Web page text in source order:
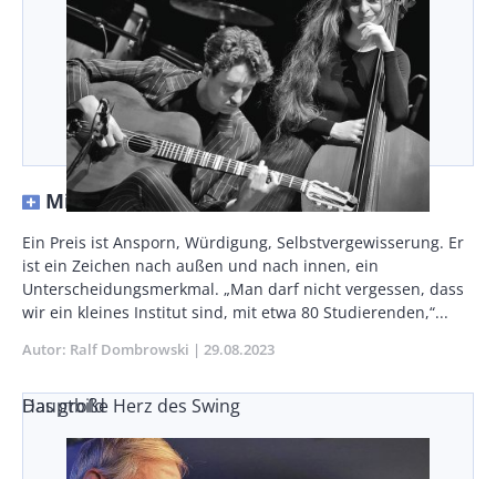
Mit Blick auf die Zukunft
Vorspann
/
Teaser
Ein Preis ist Ansporn, Würdigung, Selbstvergewisserung. Er
ist ein Zeichen nach außen und nach innen, ein
Unterscheidungsmerkmal. „Man darf nicht vergessen, dass
wir ein kleines Institut sind, mit etwa 80 Studierenden,“...
Autor Ralf Dombrowski Publikationsdatum
29.08.2023
Das große Herz des Swing
Hauptbild